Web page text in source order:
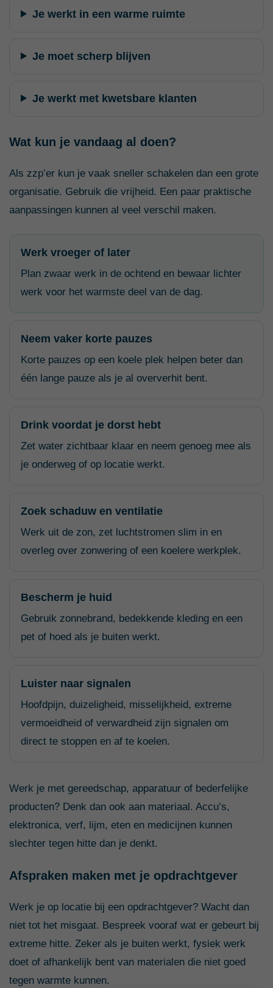
Je werkt in een warme ruimte
Je moet scherp blijven
Je werkt met kwetsbare klanten
Wat kun je vandaag al doen?
Als zzp’er kun je vaak sneller schakelen dan een grote
organisatie. Gebruik die vrijheid. Een paar praktische
aanpassingen kunnen al veel verschil maken.
Werk vroeger of later
Plan zwaar werk in de ochtend en bewaar lichter
werk voor het warmste deel van de dag.
Neem vaker korte pauzes
Korte pauzes op een koele plek helpen beter dan
één lange pauze als je al oververhit bent.
Drink voordat je dorst hebt
Zet water zichtbaar klaar en neem genoeg mee als
je onderweg of op locatie werkt.
Zoek schaduw en ventilatie
Werk uit de zon, zet luchtstromen slim in en
overleg over zonwering of een koelere werkplek.
Bescherm je huid
Gebruik zonnebrand, bedekkende kleding en een
pet of hoed als je buiten werkt.
Luister naar signalen
Hoofdpijn, duizeligheid, misselijkheid, extreme
vermoeidheid of verwardheid zijn signalen om
direct te stoppen en af te koelen.
Werk je met gereedschap, apparatuur of bederfelijke
producten? Denk dan ook aan materiaal. Accu’s,
elektronica, verf, lijm, eten en medicijnen kunnen
slechter tegen hitte dan je denkt.
Afspraken maken met je opdrachtgever
Werk je op locatie bij een opdrachtgever? Wacht dan
niet tot het misgaat. Bespreek vooraf wat er gebeurt bij
extreme hitte. Zeker als je buiten werkt, fysiek werk
doet of afhankelijk bent van materialen die niet goed
tegen warmte kunnen.